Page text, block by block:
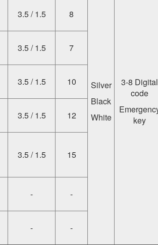
Silver
Black
White
3-8 Digital
code
key
3.5 / 1.5 8
3.5 / 1.5 7
3.5 / 1.5 10
3.5 / 1.5
12
3.5 / 1.5 15
-
-
- -